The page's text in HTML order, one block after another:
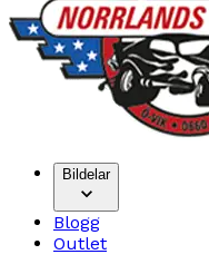
Bildelar
Blogg
Outlet